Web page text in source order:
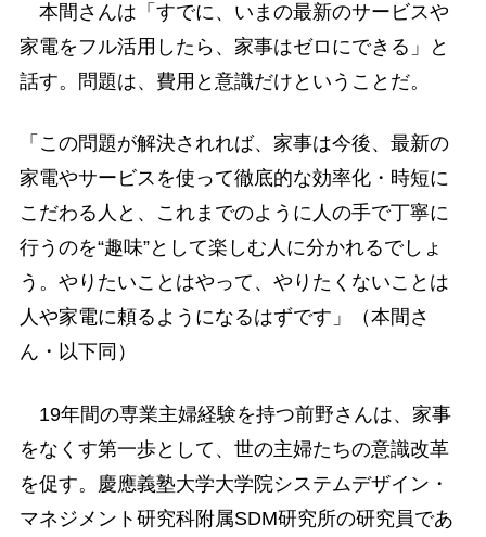
本間さんは「すでに、いまの最新のサービスや
家電をフル活用したら、家事はゼロにできる」と
話す。問題は、費用と意識だけということだ。
「この問題が解決されれば、家事は今後、最新の
家電やサービスを使って徹底的な効率化・時短に
こだわる人と、これまでのように人の手で丁寧に
行うのを“趣味”として楽しむ人に分かれるでしょ
う。やりたいことはやって、やりたくないことは
人や家電に頼るようになるはずです」（本間さ
ん・以下同）
19年間の専業主婦経験を持つ前野さんは、家事
をなくす第一歩として、世の主婦たちの意識改革
を促す。慶應義塾大学大学院システムデザイン・
マネジメント研究科附属SDM研究所の研究員であ